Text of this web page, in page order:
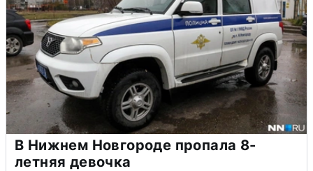
В Нижнем Новгороде пропала 8-
летняя девочка